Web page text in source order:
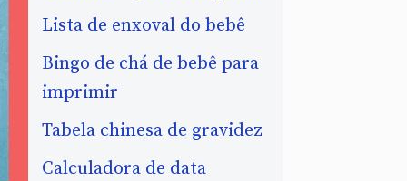
Lista de enxoval do bebê
Bingo de chá de bebê para
imprimir
Tabela chinesa de gravidez
Calculadora de data